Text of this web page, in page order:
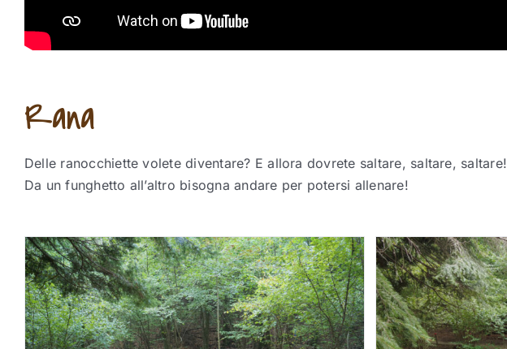
Rana
Delle ranocchiette volete diventare? E allora dovrete saltare, saltare, saltare!
Da un funghetto all’altro bisogna andare per potersi allenare!